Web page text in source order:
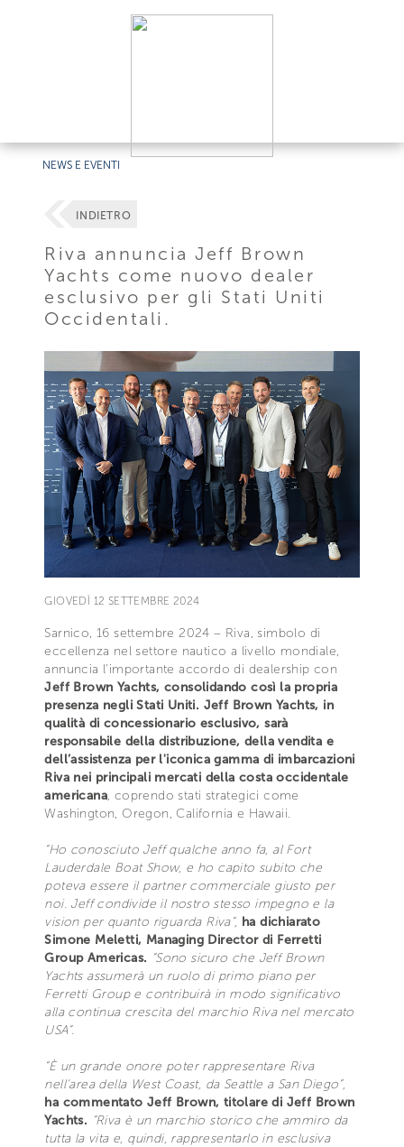
NEWS E EVENTI
INDIETRO
Riva annuncia Jeff Brown
Yachts come nuovo dealer
esclusivo per gli Stati Uniti
Occidentali.
GIOVEDÌ 12 SETTEMBRE 2024
Sarnico, 16 settembre 2024 – Riva, simbolo di
eccellenza nel settore nautico a livello mondiale,
annuncia l'importante accordo di dealership con
Jeff Brown Yachts, consolidando così la propria
presenza negli Stati Uniti. Jeff Brown Yachts, in
qualità di concessionario esclusivo, sarà
responsabile della distribuzione, della vendita e
dell’assistenza per l'iconica gamma di imbarcazioni
Riva nei principali mercati della costa occidentale
americana, coprendo stati strategici come
Washington, Oregon, California e Hawaii.
“Ho conosciuto Jeff qualche anno fa, al Fort
Lauderdale Boat Show, e ho capito subito che
poteva essere il partner commerciale giusto per
noi. Jeff condivide il nostro stesso impegno e la
vision per quanto riguarda Riva”, ha dichiarato
Simone Meletti, Managing Director di Ferretti
Group Americas. “Sono sicuro che Jeff Brown
Yachts assumerà un ruolo di primo piano per
Ferretti Group e contribuirà in modo significativo
alla continua crescita del marchio Riva nel mercato
USA”.
“È un grande onore poter rappresentare Riva
nell’area della West Coast, da Seattle a San Diego”,
ha commentato Jeff Brown, titolare di Jeff Brown
Yachts. “Riva è un marchio storico che ammiro da
tutta la vita e, quindi, rappresentarlo in esclusiva